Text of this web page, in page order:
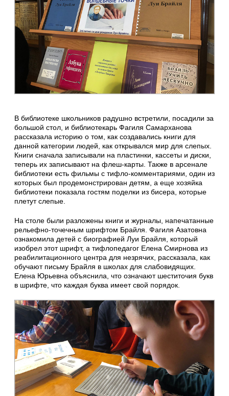
В библиотеке школьников радушно встретили, посадили за
большой стол, и библиотекарь Фагиля Самарханова
рассказала историю о том, как создавались книги для
данной категории людей, как открывался мир для слепых.
Книги сначала записывали на пластинки, кассеты и диски,
теперь их записывают на флеш-карты. Также в арсенале
библиотеки есть фильмы с тифло-комментариями, один из
которых был продемонстрирован детям, а еще хозяйка
библиотеки показала гостям поделки из бисера, которые
плетут слепые.
На столе были разложены книги и журналы, напечатанные
рельефно-точечным шрифтом Брайля. Фагиля Азатовна
ознакомила детей с биографией Луи Брайля, который
изобрел этот шрифт, а тифлопедагог Елена Смирнова из
реабилитационного центра для незрячих, рассказала, как
обучают письму Брайля в школах для слабовидящих.
Елена Юрьевна объяснила, что означают шеститочия букв
в шрифте, что каждая буква имеет свой порядок.